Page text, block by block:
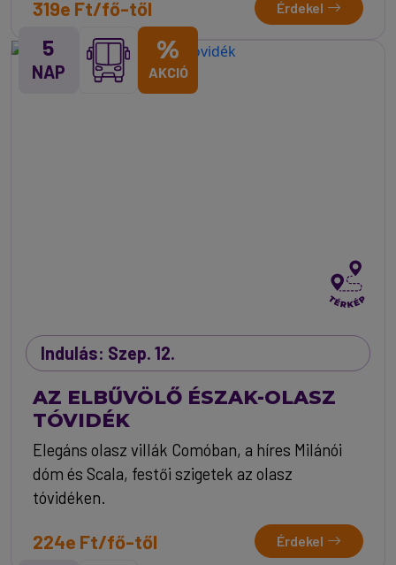
319e Ft/fő-től Érdekel
5
NAP
%
AKCIÓ
Indulás: Szep. 12.
AZ ELBŰVÖLŐ ÉSZAK-OLASZ
TÓVIDÉK
Elegáns olasz villák Comóban, a híres Milánói
dóm és Scala, festői szigetek az olasz
tóvidéken.
224e Ft/fő-től Érdekel